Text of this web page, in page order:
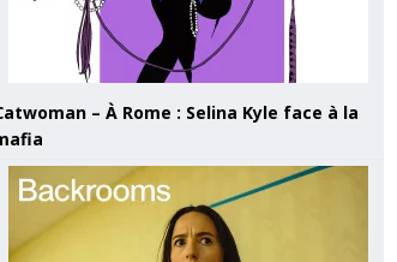
– À Rome : Selina Kyle face à la